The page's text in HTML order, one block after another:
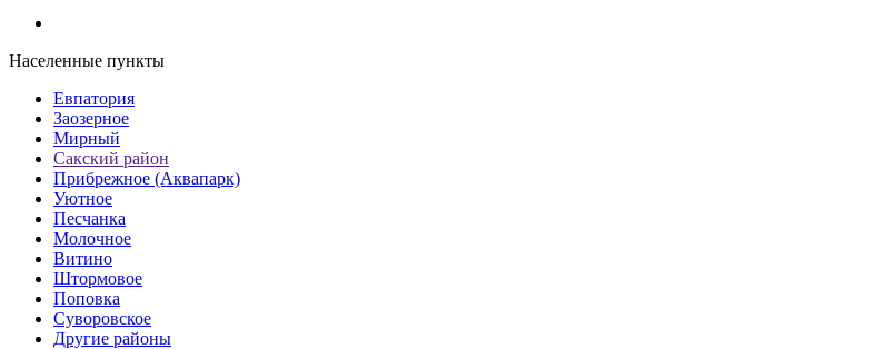
Населенные пункты
Евпатория
Заозерное
Мирный
Сакский район
Прибрежное (Аквапарк)
Уютное
Песчанка
Молочное
Витино
Штормовое
Поповка
Суворовское
Другие районы